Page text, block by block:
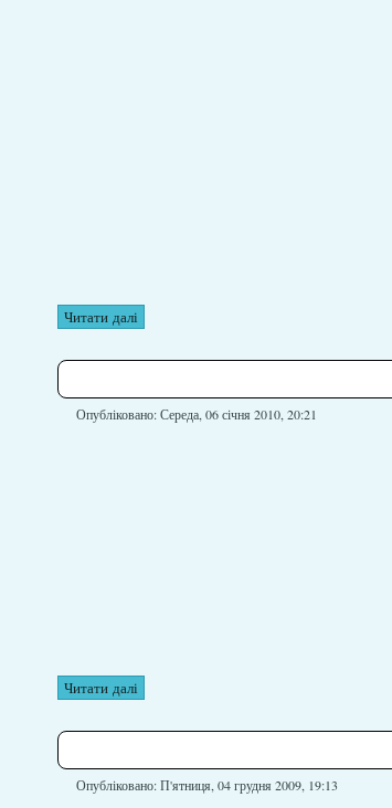
Читати далі
Опубліковано: Середа, 06 січня 2010, 20:21
Читати далі
Опубліковано: П'ятниця, 04 грудня 2009, 19:13